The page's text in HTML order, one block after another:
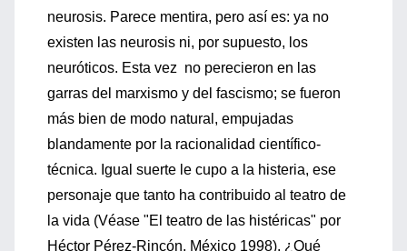
neurosis. Parece mentira, pero así es: ya no
existen las neurosis ni, por supuesto, los
neuróticos. Esta vez no perecieron en las
garras del marxismo y del fascismo; se fueron
más bien de modo natural, empujadas
blandamente por la racionalidad científico-
técnica. Igual suerte le cupo a la histeria, ese
personaje que tanto ha contribuido al teatro de
la vida (Véase "El teatro de las histéricas" por
Héctor Pérez-Rincón. México 1998). ¿Qué